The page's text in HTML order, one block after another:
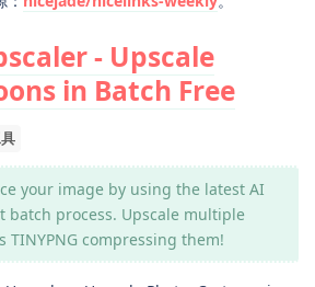
- Upscale
in Batch Free
your image by using the latest AI
batch process. Upscale multiple
TINYPNG compressing them!